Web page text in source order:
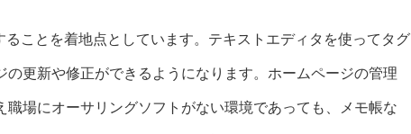
ことを着地点としています。テキストエディタを使ってタグ
更新や修正ができるようになります。ホームページの管理
場にオーサリングソフトがない環境であっても、メモ帳な